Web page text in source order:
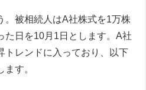
。被相続人はA社株式を1万株
た日を10月1日とします。A社
トレンドに入っており、以下
す。